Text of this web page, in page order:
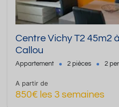
Centre Vichy T2 45m2
Callou
Appartement 2 pièces 2
A partir de
850€ les 3 semaines